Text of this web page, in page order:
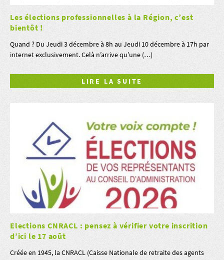
Les élections professionnelles à la Région, c’est
bientôt !
Quand ? Du Jeudi 3 décembre à 8h au Jeudi 10 décembre à 17h par
internet exclusivement. Celà n’arrive qu’une (…)
LIRE LA SUITE
Elections CNRACL : pensez à vérifier votre inscrition
d’ici le 17 août
Créée en 1945, la CNRACL (Caisse Nationale de retraite des agents